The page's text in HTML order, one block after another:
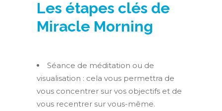
Les étapes clés de
Miracle Morning
Séance de méditation ou de
visualisation : cela vous permettra de
vous concentrer sur vos objectifs et de
vous recentrer sur vous-même.